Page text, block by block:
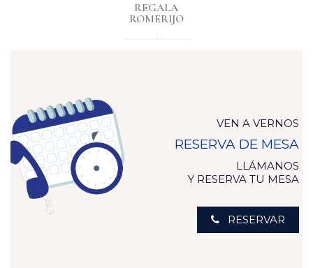
REGALA
ROMERIJO
VEN A VERNOS
RESERVA DE MESA
LLÁMANOS
Y RESERVA TU MESA
RESERVAR